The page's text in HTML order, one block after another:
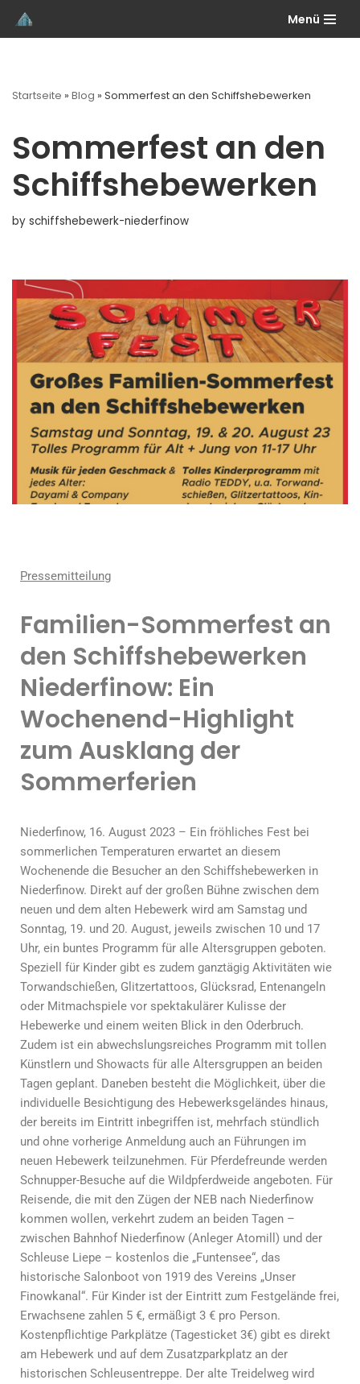
Skip
Menü
Startseite » Blog » Sommerfest an den Schiffshebewerken
Sommerfest an den
Schiffshebewerken
by schiffshebewerk-niederfinow
Pressemitteilung
Familien-Sommerfest an
den Schiffshebewerken
Niederfinow: Ein
Wochenend-Highlight
zum Ausklang der
Sommerferien
Niederfinow, 16. August 2023 – Ein fröhliches Fest bei
sommerlichen Temperaturen erwartet an diesem
Wochenende die Besucher an den Schiffshebewerken in
Niederfinow. Direkt auf der großen Bühne zwischen dem
neuen und dem alten Hebewerk wird am Samstag und
Sonntag, 19. und 20. August, jeweils zwischen 10 und 17
Uhr, ein buntes Programm für alle Altersgruppen geboten.
Speziell für Kinder gibt es zudem ganztägig Aktivitäten wie
Torwandschießen, Glitzertattoos, Glücksrad, Entenangeln
oder Mitmachspiele vor spektakulärer Kulisse der
Hebewerke und einem weiten Blick in den Oderbruch.
Zudem ist ein abwechslungsreiches Programm mit tollen
Künstlern und Showacts für alle Altersgruppen an beiden
Tagen geplant. Daneben besteht die Möglichkeit, über die
individuelle Besichtigung des Hebewerksgeländes hinaus,
der bereits im Eintritt inbegriffen ist, mehrfach stündlich
und ohne vorherige Anmeldung auch an Führungen im
neuen Hebewerk teilzunehmen. Für Pferdefreunde werden
Schnupper-Besuche auf die Wildpferdweide angeboten. Für
Reisende, die mit den Zügen der NEB nach Niederfinow
kommen wollen, verkehrt zudem an beiden Tagen –
zwischen Bahnhof Niederfinow (Anleger Atomill) und der
Schleuse Liepe – kostenlos die „Funtensee“, das
historische Salonboot von 1919 des Vereins „Unser
Finowkanal“. Für Kinder ist der Eintritt zum Festgelände frei,
Erwachsene zahlen 5 €, ermäßigt 3 € pro Person.
Kostenpflichtige Parkplätze (Tagesticket 3€) gibt es direkt
am Hebewerk und auf dem Zusatzparkplatz an der
historischen Schleusentreppe. Der alte Treidelweg wird